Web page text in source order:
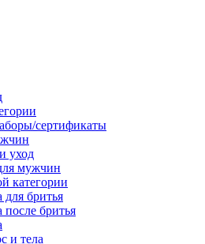
сертификаты
уход
мужчин
категории
для бритья
после бритья
и тела